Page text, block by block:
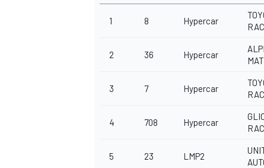
1 8 Hypercar
2 36 Hypercar
3 7 Hypercar
4 708 Hypercar
5 23 LMP2